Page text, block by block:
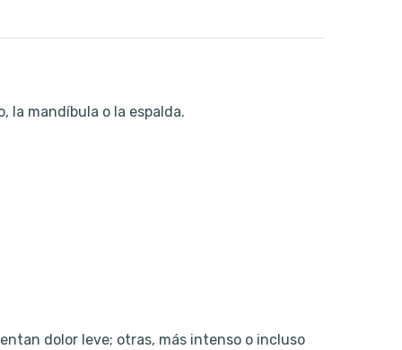
la mandíbula o la espalda.
dolor leve; otras, más intenso o incluso